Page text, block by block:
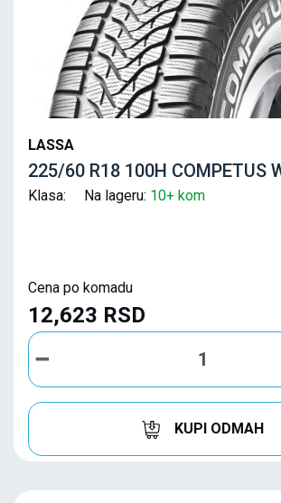
LASSA
225/60 R18 100H COMPETUS
Klasa: Na lageru: 10+ kom
Cena po komadu
12,623 RSD
KUPI ODMAH